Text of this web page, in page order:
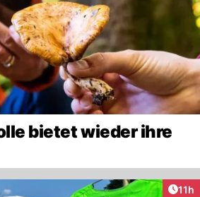
bietet wieder ihre
11h